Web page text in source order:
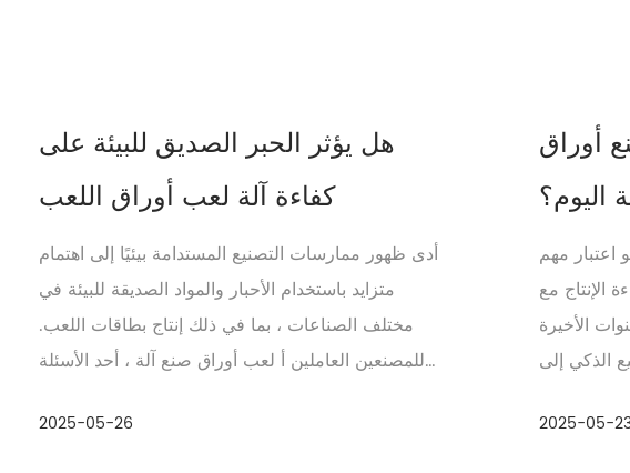
هل يؤثر الحبر الصديق للبيئة على
كفاءة آلة لعب أوراق اللعب
أدى ظهور ممارسات التصنيع المستدامة بيئيًا إلى اهتمام
متزايد باستخدام الأحبار والمواد الصديقة للبيئة في
مختلف الصناعات ، بما في ذلك إنتاج بطاقات اللعب.
للمصنعين العاملين أ لعب أوراق صنع آلة ، أحد الأسئلة
2025-05-26
أوراق
اليوم؟
الطاقة من لعب أوراق صنع آلة هو اعتبار مهم
الإنتاج مع
الأخيرة
الذكي إلى
2025-05-